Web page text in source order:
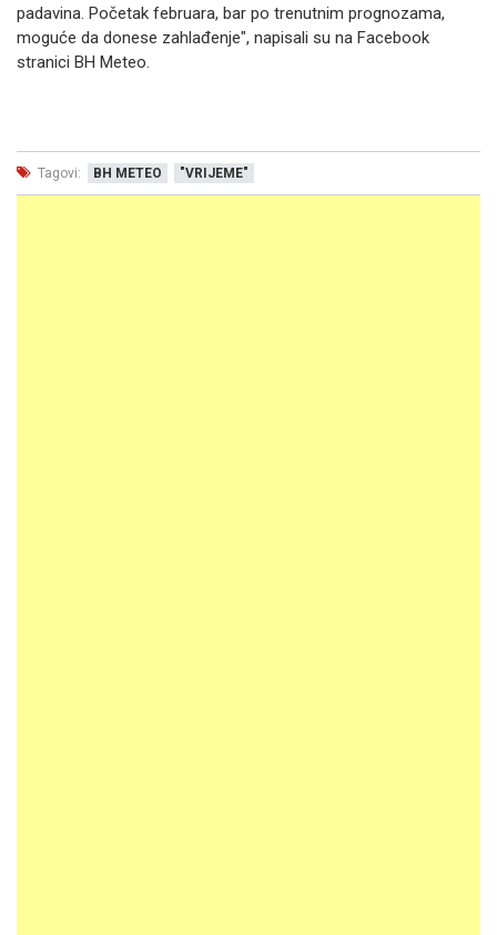
padavina. Početak februara, bar po trenutnim prognozama,
moguće da donese zahlađenje", napisali su na Facebook
stranici BH Meteo.
Tagovi: BH METEO "VRIJEME"